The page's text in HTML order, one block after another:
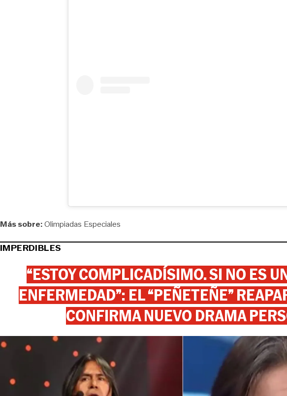
Más sobre:Olimpiadas Especiales
IMPERDIBLES
“ESTOY COMPLICADÍSIMO. SI NO ES
ENFERMEDAD”: EL “PEÑETEÑE”
CONFIRMA NUEVO DRAMA